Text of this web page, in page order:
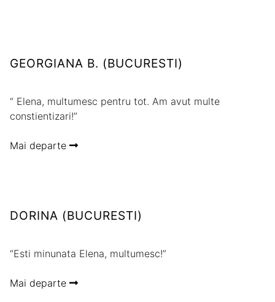
GEORGIANA B. (BUCURESTI)
“ Elena, multumesc pentru tot. Am avut multe
constientizari!”
Mai departe
DORINA (BUCURESTI)
“Esti minunata Elena, multumesc!”
Mai departe